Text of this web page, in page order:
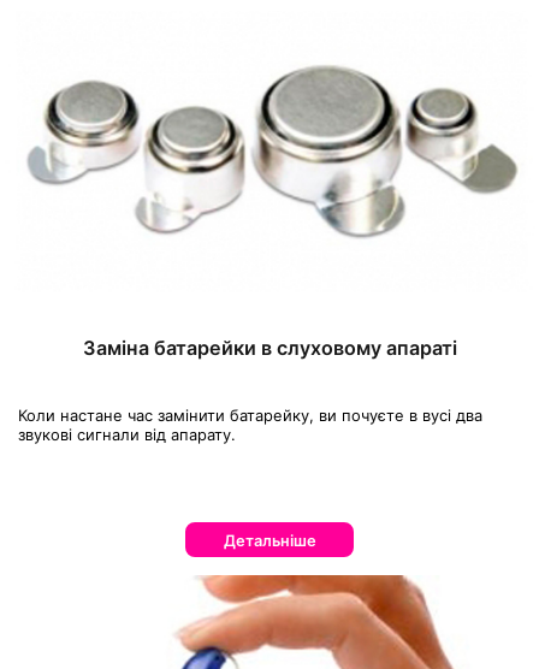
Заміна батарейки в слуховому апараті
Коли настане час замінити батарейку, ви почуєте в вусі два
звукові сигнали від апарату.
Детальніше